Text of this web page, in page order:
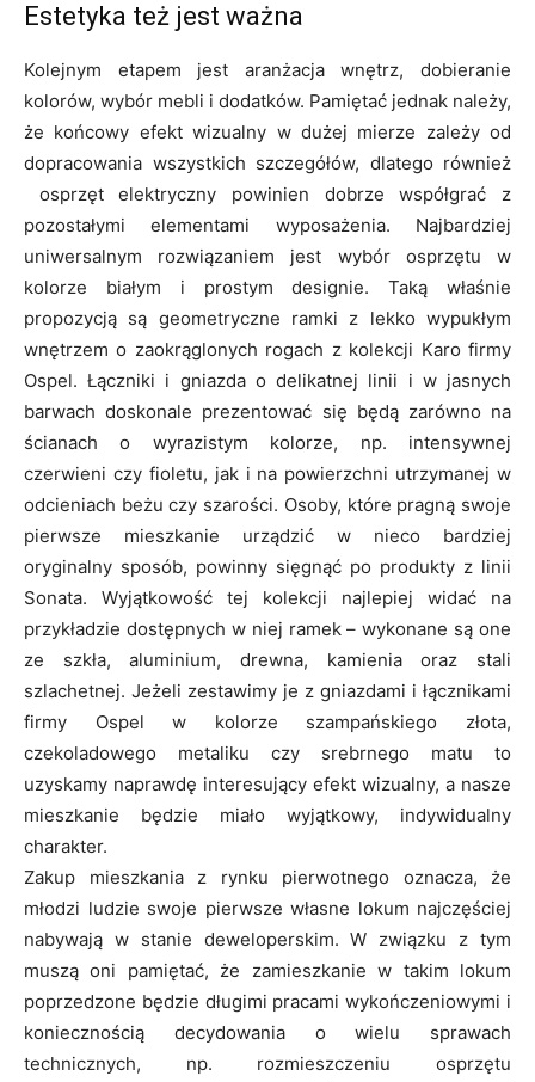
Estetyka też jest ważna
Kolejnym etapem jest aranżacja wnętrz, dobieranie
kolorów, wybór mebli i dodatków. Pamiętać jednak należy,
że końcowy efekt wizualny w dużej mierze zależy od
dopracowania wszystkich szczegółów, dlatego również
osprzęt elektryczny powinien dobrze współgrać z
pozostałymi elementami wyposażenia. Najbardziej
uniwersalnym rozwiązaniem jest wybór osprzętu w
kolorze białym i prostym designie. Taką właśnie
propozycją są geometryczne ramki z lekko wypukłym
wnętrzem o zaokrąglonych rogach z kolekcji Karo firmy
Ospel. Łączniki i gniazda o delikatnej linii i w jasnych
barwach doskonale prezentować się będą zarówno na
ścianach o wyrazistym kolorze, np. intensywnej
czerwieni czy fioletu, jak i na powierzchni utrzymanej w
odcieniach beżu czy szarości. Osoby, które pragną swoje
pierwsze mieszkanie urządzić w nieco bardziej
oryginalny sposób, powinny sięgnąć po produkty z linii
Sonata. Wyjątkowość tej kolekcji najlepiej widać na
przykładzie dostępnych w niej ramek – wykonane są one
ze szkła, aluminium, drewna, kamienia oraz stali
szlachetnej. Jeżeli zestawimy je z gniazdami i łącznikami
firmy Ospel w kolorze szampańskiego złota,
czekoladowego metaliku czy srebrnego matu to
uzyskamy naprawdę interesujący efekt wizualny, a nasze
mieszkanie będzie miało wyjątkowy, indywidualny
charakter.
Zakup mieszkania z rynku pierwotnego oznacza, że
młodzi ludzie swoje pierwsze własne lokum najczęściej
nabywają w stanie deweloperskim. W związku z tym
muszą oni pamiętać, że zamieszkanie w takim lokum
poprzedzone będzie długimi pracami wykończeniowymi i
koniecznością decydowania o wielu sprawach
technicznych, np. rozmieszczeniu osprzętu